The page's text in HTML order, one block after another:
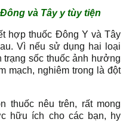
và Tây y tùy tiện
hợp thuốc Đông Y và Tây
Vì nếu sử dụng hai loại
sốc thuốc ảnh hưởng
mạch, nghiêm trong là đột
thuốc nêu trên, rất mong
hữu ích cho các bạn, hy